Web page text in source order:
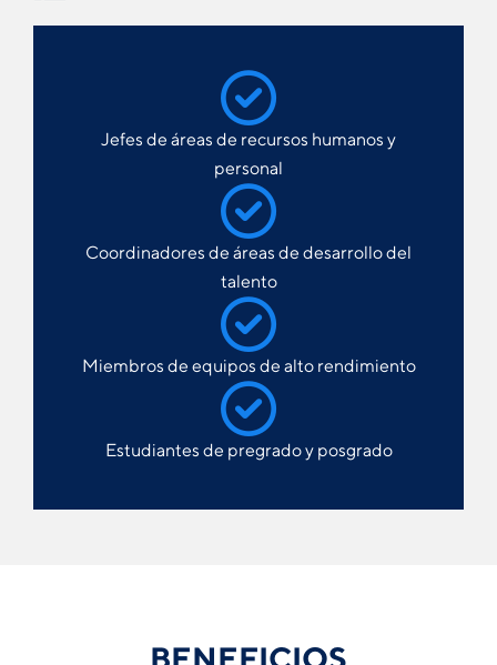
Jefes de áreas de recursos humanos y
personal
Coordinadores de áreas de desarrollo del
talento
Miembros de equipos de alto rendimiento
Estudiantes de pregrado y posgrado